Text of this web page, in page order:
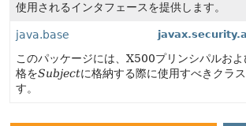
使用されるインタフェースを提供します。
java.base
このパッケージには、X500プリンシパルお
格をSubjectに格納する際に使用すべきクラ
す。